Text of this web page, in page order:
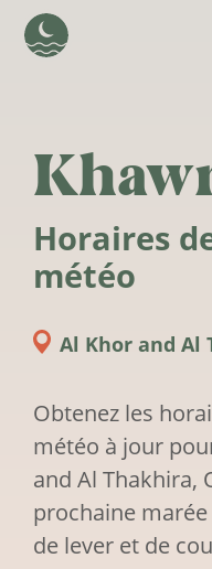
Horaires
météo
Al Khor and Al
Obtenez les
météo à jour
and Al Thakhira,
prochaine
de lever et de